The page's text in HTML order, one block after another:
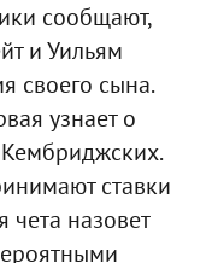
сообщают,
и Уильям
своего сына.
узнает о
ставки
назовет